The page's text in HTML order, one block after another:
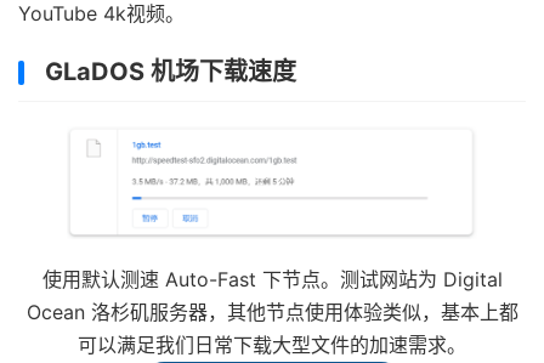
YouTube 4k视频。
GLaDOS 机场下载速度
使用默认测速 Auto-Fast 下节点。测试网站为 Digital
Ocean 洛杉矶服务器，其他节点使用体验类似，基本上都
可以满足我们日常下载大型文件的加速需求。